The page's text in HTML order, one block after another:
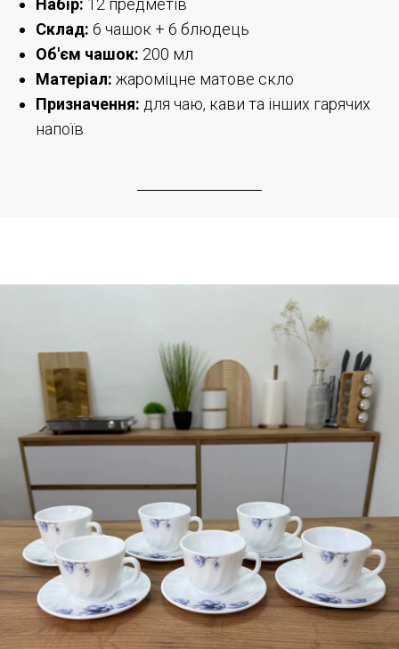
Набір: 12 предметів
Склад: 6 чашок + 6 блюдець
Об'єм чашок: 200 мл
Матеріал: жароміцне матове скло
Призначення: для чаю, кави та інших гарячих
напоїв